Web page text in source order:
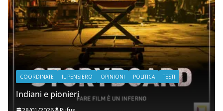
COORDINATE IL PENSIERO OPINIONI POLITICA TESTI
Indiani e pionieri